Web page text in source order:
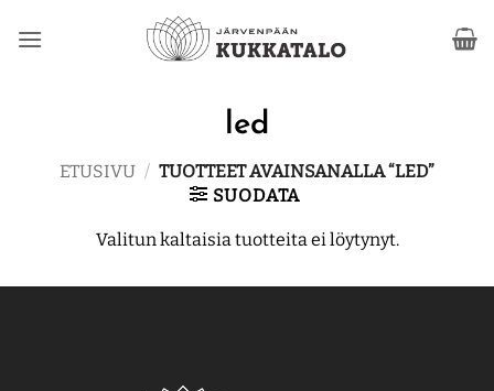
led
ETUSIVU / TUOTTEET AVAINSANALLA “LED”
SUODATA
Valitun kaltaisia tuotteita ei löytynyt.